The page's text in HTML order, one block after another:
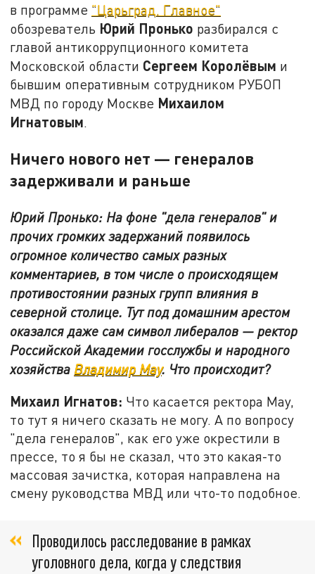
в программе "Царьград. Главное"
обозреватель Юрий Пронько разбирался с
главой антикоррупционного комитета
Московской области Сергеем Королёвым и
бывшим оперативным сотрудником РУБОП
МВД по городу Москве Михаилом
Игнатовым
Ничего нового нет — генералов
задерживали и раньше
Юрий Пронько: На фоне "дела генералов" и
прочих громких задержаний появилось
огромное количество самых разных
комментариев, в том числе о происходящем
противостоянии разных групп влияния в
северной столице. Тут под домашним арестом
оказался даже сам символ либералов — ректор
Российской Академии госслужбы и народного
хозяйства Владимир Мау. Что происходит?
Михаил Игнатов: Что касается ректора Мау,
то тут я ничего сказать не могу. А по вопросу
"дела генералов", как его уже окрестили в
прессе, то я бы не сказал, что это какая-то
массовая зачистка, которая направлена на
смену руководства МВД или что-то подобное.
Проводилось расследование в рамках
уголовного дела, когда у следствия